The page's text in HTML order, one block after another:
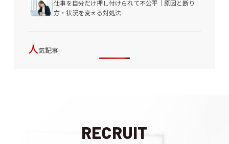
仕事を自分だけ押し付けられて不公平｜原因と断り
方・状況を変える対処法
人気記事
RECRUIT